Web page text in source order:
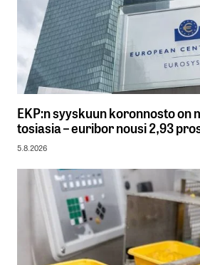
EKP:n syyskuun koronnosto on
tosiasia – euribor nousi 2,93
5.8.2026